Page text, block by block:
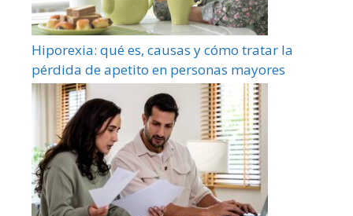
Hiporexia: qué es, causas y cómo tratar la
pérdida de apetito en personas mayores